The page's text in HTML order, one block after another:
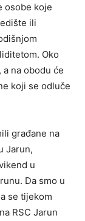
osobe koje
ili
Oko
na obodu će
koji se odluče
građane na
Jarun,
u
Da smo u
se tijekom
RSC Jarun